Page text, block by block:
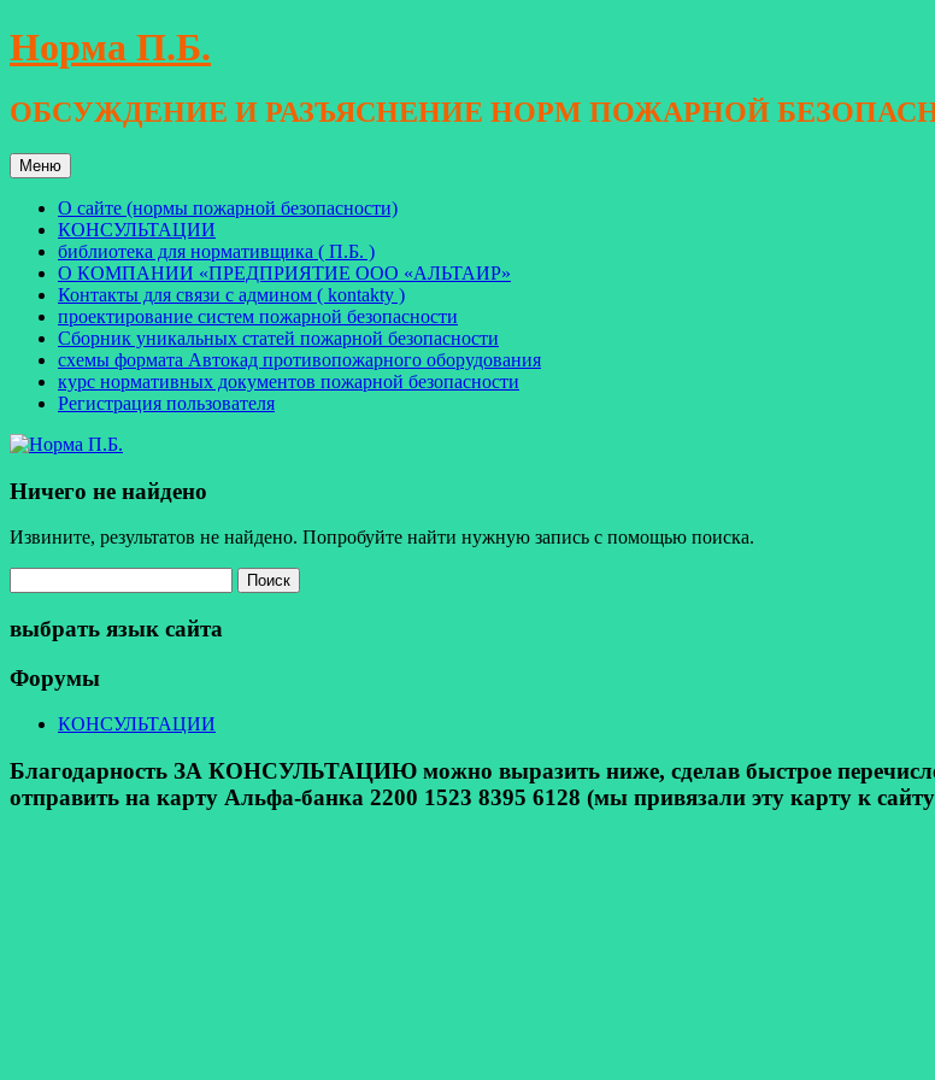
Перейти
к
Норма П.Б.
ОБСУЖДЕНИЕ И РАЗЪЯСНЕНИЕ НОРМ ПОЖАРНОЙ
Меню
О сайте (нормы пожарной безопасности)
КОНСУЛЬТАЦИИ
библиотека для нормативщика ( П.Б. )
О КОМПАНИИ «ПРЕДПРИЯТИЕ ООО «АЛЬТАИР»
Контакты для связи с админом ( kontakty )
проектирование систем пожарной безопасности
Сборник уникальных статей пожарной безопасности
схемы формата Автокад противопожарного оборудования
курс нормативных документов пожарной безопасности
Регистрация пользователя
Ничего не найдено
Извините, результатов не найдено. Попробуйте найти нужную запись с помощью поиска.
выбрать язык сайта
Форумы
КОНСУЛЬТАЦИИ
Благодарность ЗА КОНСУЛЬТАЦИЮ можно выразить ниже, сделав быстрое
отправить на карту Альфа-банка 2200 1523 8395 6128 (мы привязали эту карту к